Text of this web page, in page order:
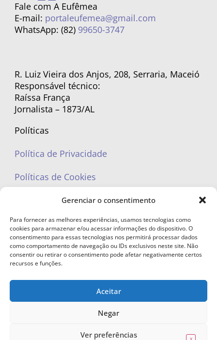
Gerenciar o consentimento
Para fornecer as melhores experiências, usamos tecnologias como
cookies para armazenar e/ou acessar informações do dispositivo. O
consentimento para essas tecnologias nos permitirá processar dados
como comportamento de navegação ou IDs exclusivos neste site. Não
consentir ou retirar o consentimento pode afetar negativamente certos
recursos e funções.
Aceitar
Negar
Ver preferências
Fale com A Eufêmea
E-mail: portaleufemea@gmail.com
WhatsApp: (82) 99650-3747
R. Luiz Vieira dos Anjos, 208, Serraria, Maceió
Responsável técnico:
Raíssa França
Jornalista – 1873/AL
Políticas
Política de Privacidade
Políticas de Cookies
portaleufemea@gmail.com
© Copyright 2023 - Todos os direitos reservados. Proibida cópia total ou
parcial sem autorização.